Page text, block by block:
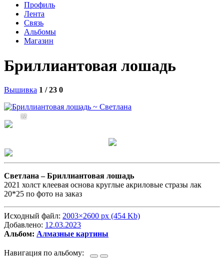
Профиль
Лента
Связь
Альбомы
Магазин
Бриллиантовая лошадь
Вышивка 1 / 23 0
12
Светлана –Бриллиантовая лошадь
2021 холст клеевая основа круглые акриловые стразы лак
20*25 по фото на заказ
Исходный файл: 2003×2600 px (454 Kb)
Добавлено: 12.03.2023
Альбом: Алмазные картины
Навигация по альбому: